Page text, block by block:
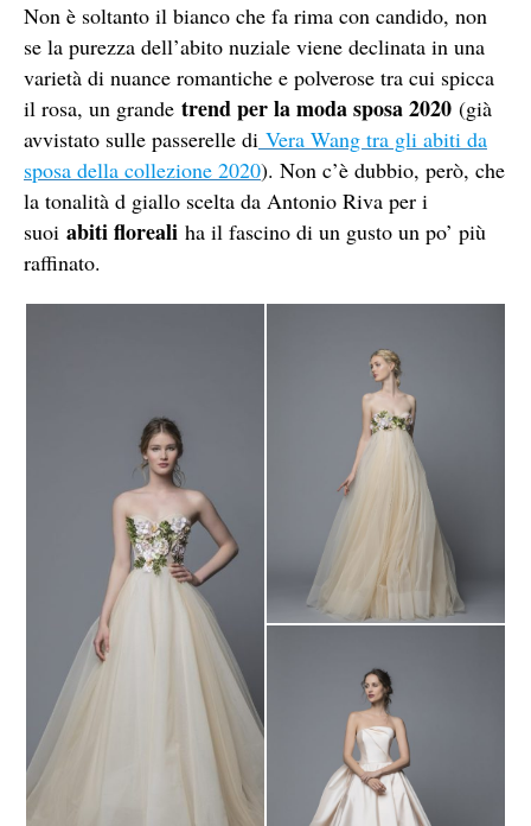
Non è soltanto il bianco che fa rima con candido, non
se la purezza dell’abito nuziale viene declinata in una
varietà di nuance romantiche e polverose tra cui spicca
il rosa, un grande trend per la moda sposa 2020 (già
avvistato sulle passerelle di Vera Wang tra gli abiti da
sposa della collezione 2020). Non c’è dubbio, però, che
la tonalità d giallo scelta da Antonio Riva per i
suoi abiti floreali ha il fascino di un gusto un po’ più
raffinato.